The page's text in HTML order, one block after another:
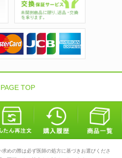
PAGE TOP
めの際は必ず医師の処方に基づきお選びくださ